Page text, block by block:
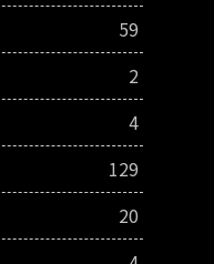
59
2
4
129
20